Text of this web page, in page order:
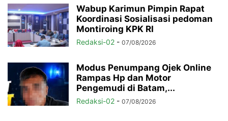
Wabup Karimun Pimpin Rapat
Koordinasi Sosialisasi pedoman
Montiroing KPK RI
Redaksi-02 - 07/08/2026
Modus Penumpang Ojek Online
Rampas Hp dan Motor
Pengemudi di Batam,...
Redaksi-02 - 07/08/2026